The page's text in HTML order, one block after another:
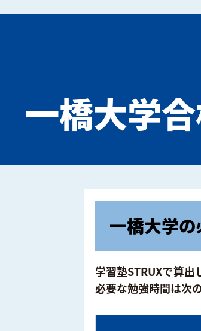
一橋大学
一橋大学
学習塾STRUXで算
必要な勉強時間は次